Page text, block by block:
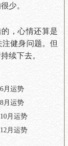
少。
，心情还算是
健身问题。但
续下去。
月运势
月运势
月运势
月运势